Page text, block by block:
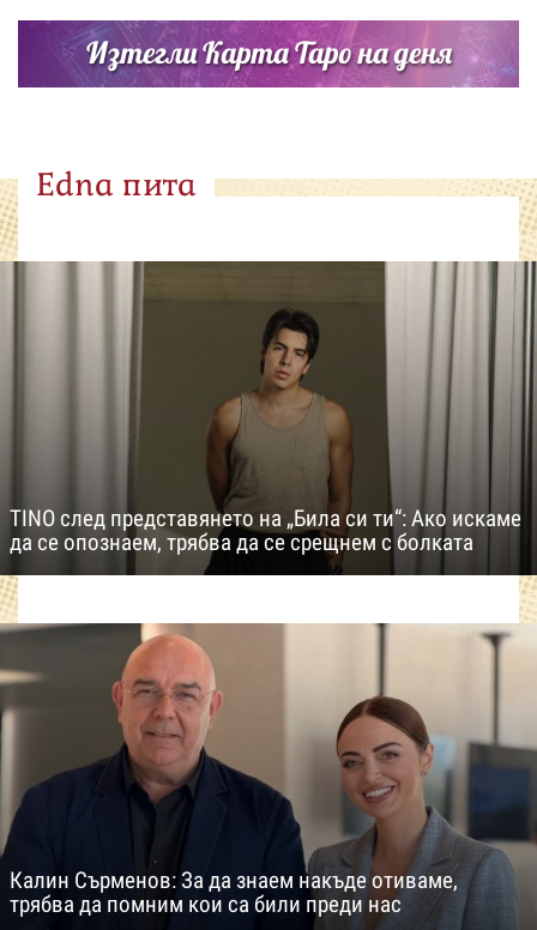
Изтегли Карта Таро на деня
Edna пита
TINO след представянето на „Била си ти“: Ако искаме
да се опознаем, трябва да се срещнем с болката
Калин Сърменов: За да знаем накъде отиваме,
трябва да помним кои са били преди нас